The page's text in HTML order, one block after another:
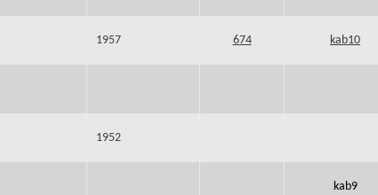
1957 674 kab10
1952
kab9